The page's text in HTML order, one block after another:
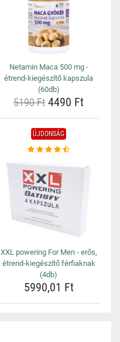
Netamin Maca 500 mg -
étrend-kiegészítő kapszula
(60db)
5190 Ft 4490 Ft
ÚJDONSÁG
XXL powering For Men - erős,
étrend-kiegészítő férfiaknak
(4db)
5990,01 Ft